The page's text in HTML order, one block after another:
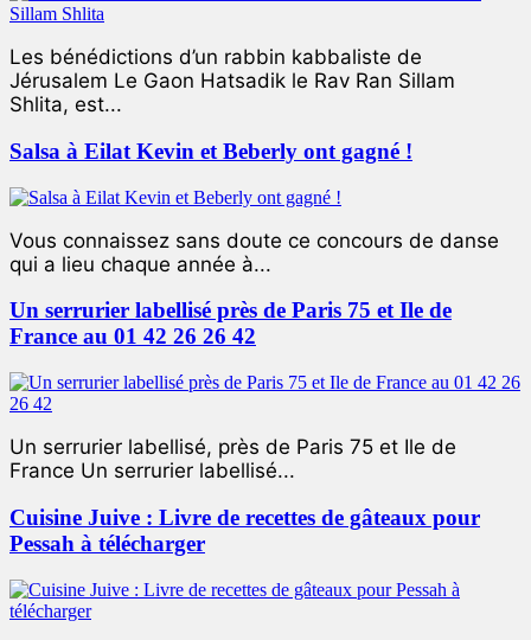
Les bénédictions d’un rabbin kabbaliste de
Jérusalem Le Gaon Hatsadik le Rav Ran Sillam
Shlita, est...
Salsa à Eilat Kevin et Beberly ont gagné !
Vous connaissez sans doute ce concours de danse
qui a lieu chaque année à...
Un serrurier labellisé près de Paris 75 et Ile de
France au 01 42 26 26 42
Un serrurier labellisé, près de Paris 75 et Ile de
France Un serrurier labellisé...
Cuisine Juive : Livre de recettes de gâteaux pour
Pessah à télécharger